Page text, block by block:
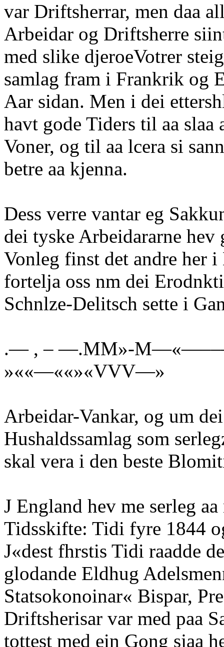
var Driftsherrar, men daa
Arbeidar og Driftsherre
med slike djeroeVotrer
samlag fram i Frankrik og
Aar sidan. Men i dei
havt gode Tiders til aa
Voner, og til aa lcera si
betre aa kjenna.
Dess verre vantar eg
dei tyske Arbeidararne
Vonleg finst det andre her
fortelja oss nm dei
Schnlze-Delitsch sette i
.— , – —.MM»-
»««—««»«VVV—»
Arbeidar-Vankar, og um
Hushaldssamlag som
skal vera i den beste
J England hev me serleg
Tidsskifte: Tidi fyre 1844
J«dest fhrstis Tidi raadde
glodande Eldhug
Statsokonoinar« Bispar,
Driftsherisar var med paa
tottest med ein Gong sjaa